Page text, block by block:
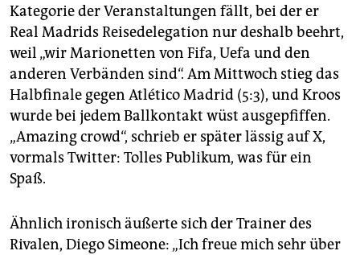
Kategorie der Veranstaltungen fällt, bei der er
Real Madrids Reisedelegation nur deshalb beehrt,
weil „wir Marionetten von Fifa, Uefa und den
anderen Verbänden sind“. Am Mittwoch stieg das
Halbfinale gegen Atlético Madrid (5:3), und Kroos
wurde bei jedem Ballkontakt wüst ausgepfiffen.
„Amazing crowd“, schrieb er später lässig auf X,
vormals Twitter: Tolles Publikum, was für ein
Spaß.
Ähnlich ironisch äußerte sich der Trainer des
Rivalen, Diego Simeone: „Ich freue mich sehr über